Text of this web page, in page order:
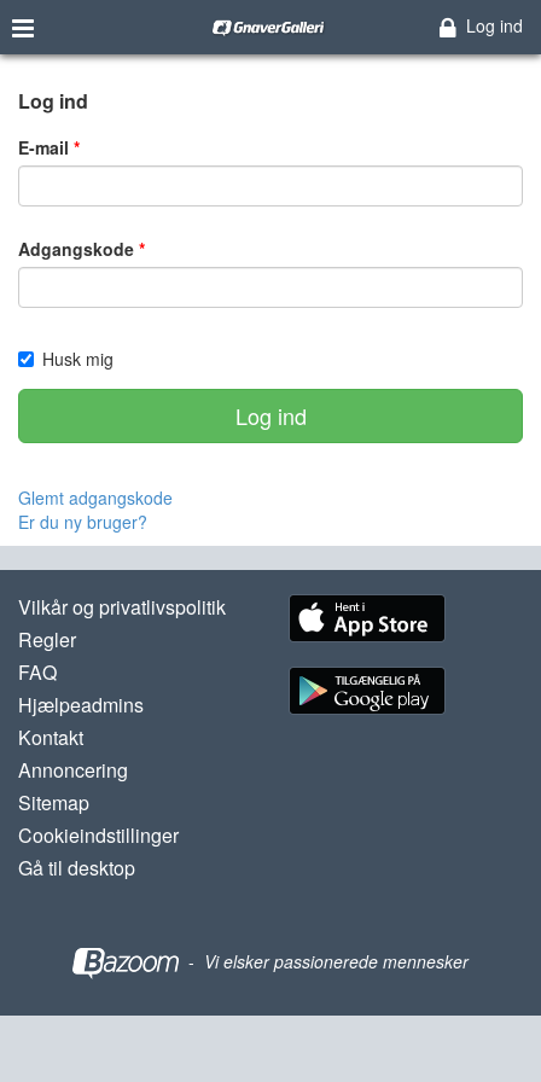
Log ind
Log ind
E-mail
Adgangskode
Husk mig
Log ind
Glemt adgangskode
Er du ny bruger?
Vilkår og privatlivspolitik
Regler
FAQ
Hjælpeadmins
Kontakt
Annoncering
Sitemap
Cookieindstillinger
Gå til desktop
- Vi elsker passionerede mennesker